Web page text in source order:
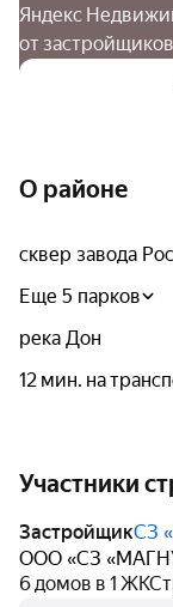
Яндекс
от застройщиков
О районе
сквер завода
Еще 5 парков
река Дон
12 мин. на
Участники
ЗастройщикСЗ
ООО «СЗ
6 домов в 1 ЖК